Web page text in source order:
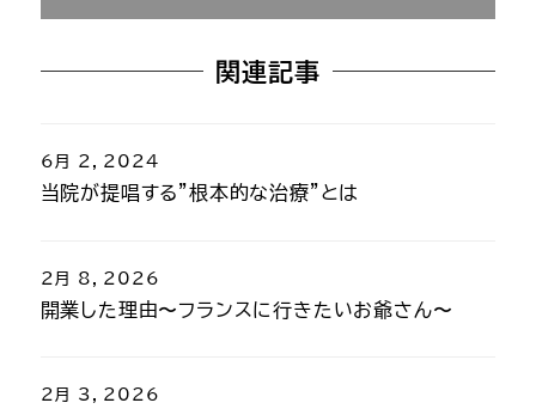
関連記事
当院が提唱する”根本的な治療”とは
6月 2, 2024
開業した理由〜フランスに行きたいお爺さん〜
2月 8, 2026
2月 3, 2026